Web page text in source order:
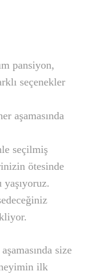
pansiyon,
seçenekler
aşamasında
seçilmiş
ötesinde
size
ilk